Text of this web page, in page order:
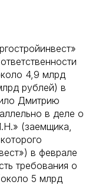
4,9 млрд
рублей) в
Дмитрию
в деле о
(заемщика,
в феврале
требования о
5 млрд